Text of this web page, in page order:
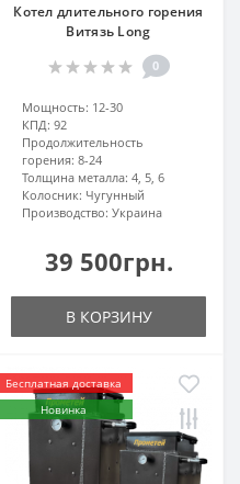
Котел длительного горения
Витязь Long
0
Мощность: 12-30
КПД: 92
Продолжительность
горения: 8-24
Толщина металла: 4, 5, 6
Колосник: Чугунный
Производство: Украина
39 500грн.
В КОРЗИНУ
Бесплатная доставка
Новинка